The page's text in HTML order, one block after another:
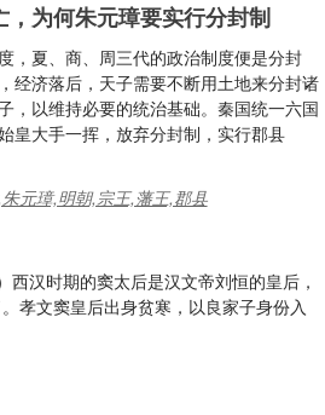
为何朱元璋要实行分封制
，夏、商、周三代的政治制度便是分封
经济落后，天子需要不断用土地来分封诸
，以维持必要的统治基础。秦国统一六国
皇大手一挥，放弃分封制，实行郡县
元璋,明朝,宗王,藩王,郡县
汉时期的窦太后是汉文帝刘恒的皇后，
孝文窦皇后出身贫寒，以良家子身份入